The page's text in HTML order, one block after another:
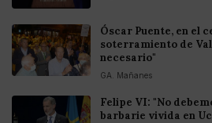
Óscar Puente, en el
soterramiento de
necesario"
GA. Mañanes
Felipe VI: "No
barbarie vivida en